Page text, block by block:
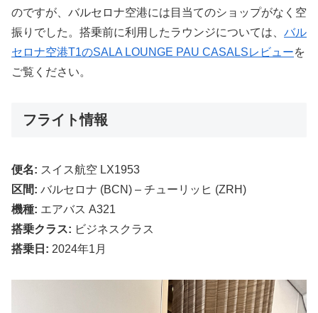
のですが、バルセロナ空港には目当てのショップがなく空
振りでした。搭乗前に利用したラウンジについては、 バル
セロナ空港T1のSALA LOUNGE PAU CASALSレビューを
ご覧ください。
フライト情報
便名: スイス航空 LX1953
区間: バルセロナ (BCN) – チューリッヒ (ZRH)
機種: エアバス A321
搭乗クラス: ビジネスクラス
搭乗日: 2024年1月